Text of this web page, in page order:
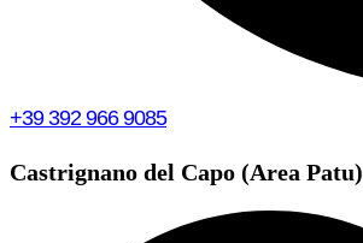
+39 392 966 9085
Castrignano del Capo (Area Patu)